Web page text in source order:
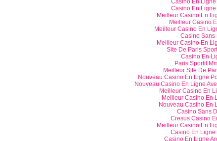
Casino En
Casino En
Meilleur Casino En
Meilleur Casino
Meilleur Casino En
Casino Sans
Meilleur Casino En
Site De Paris
Casino En
Paris Sportif
Meilleur Site De
Nouveau Casino En Ligne
Nouveau Casino En Ligne
Meilleur Casino En
Meilleur Casino En
Nouveau Casino En
Casino Sans
Cresus Casino
Meilleur Casino En
Casino En Ligne
Casino En Ligne